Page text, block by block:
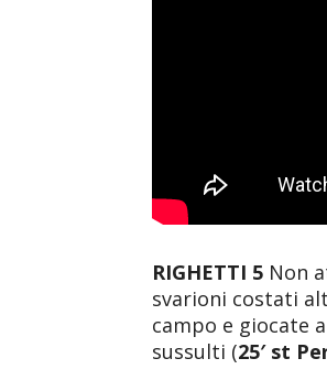
RIGHETTI 5 Non
svarioni costati
campo e giocate
sussulti (25′ st